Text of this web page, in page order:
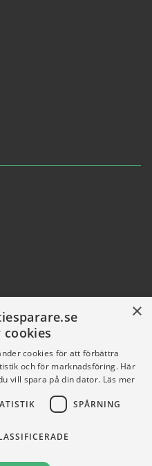
×
cookies
cookies för att förbättra
och för marknadsföring. Här
vill spara på din dator. Läs mer
SPÅRNING